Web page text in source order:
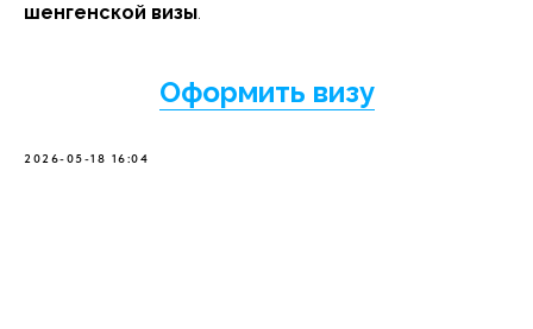
шенгенской визы.
Оформить визу
2026-05-18 16:04